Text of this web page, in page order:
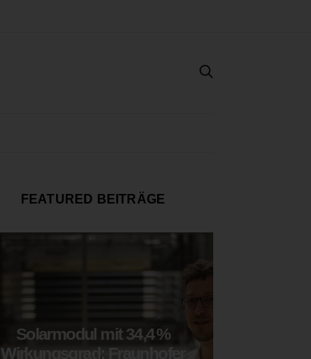
FEATURED BEITRÄGE
Solarmodul mit 34,4 %
Wirkungsgrad: Fraunhofer